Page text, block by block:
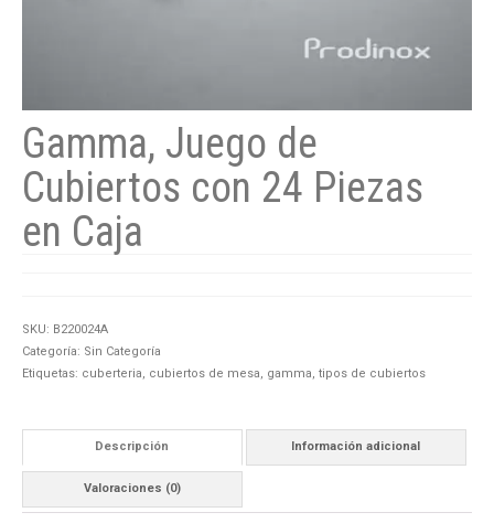
Gamma, Juego de
Cubiertos con 24 Piezas
en Caja
SKU: B220024A
Categoría: Sin Categoría
Etiquetas: cuberteria, cubiertos de mesa, gamma, tipos de cubiertos
Descripción Información adicional
Valoraciones (0)